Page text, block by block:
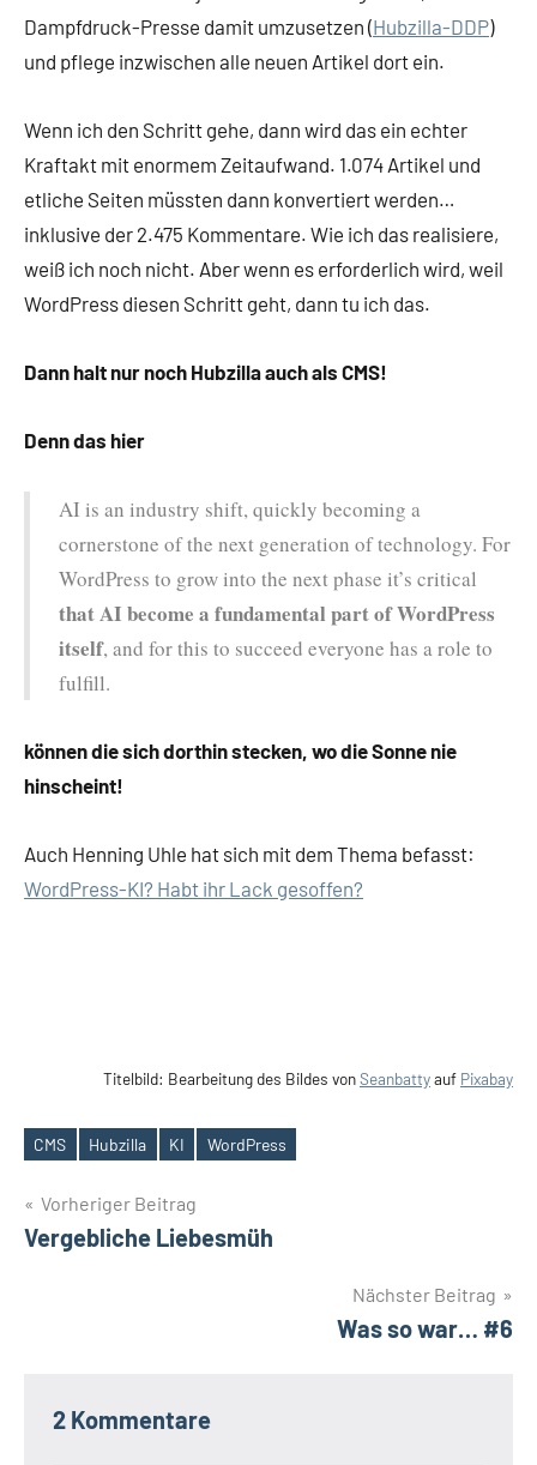
Dampfdruck-Presse damit umzusetzen (Hubzilla-DDP)
und pflege inzwischen alle neuen Artikel dort ein.
Wenn ich den Schritt gehe, dann wird das ein echter
Kraftakt mit enormem Zeitaufwand. 1.074 Artikel und
etliche Seiten müssten dann konvertiert werden…
inklusive der 2.475 Kommentare. Wie ich das realisiere,
weiß ich noch nicht. Aber wenn es erforderlich wird, weil
WordPress diesen Schritt geht, dann tu ich das.
Dann halt nur noch Hubzilla auch als CMS!
Denn das hier
AI is an industry shift, quickly becoming a
cornerstone of the next generation of technology. For
WordPress to grow into the next phase it’s critical
that AI become a fundamental part of WordPress
itself, and for this to succeed everyone has a role to
fulfill.
können die sich dorthin stecken, wo die Sonne nie
hinscheint!
Auch Henning Uhle hat sich mit dem Thema befasst:
WordPress-KI? Habt ihr Lack gesoffen?
Titelbild: Bearbeitung des Bildes vonSeanbattyauf Pixabay
Schlagwörter
CMS Hubzilla KI WordPress
Beitrags-
Navigation
Vorheriger Beitrag
Vergebliche Liebesmüh
Nächster Beitrag
Was so war… #6
2 Kommentare